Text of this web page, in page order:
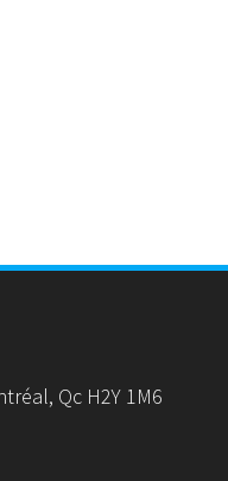
Qc H2Y 1M6